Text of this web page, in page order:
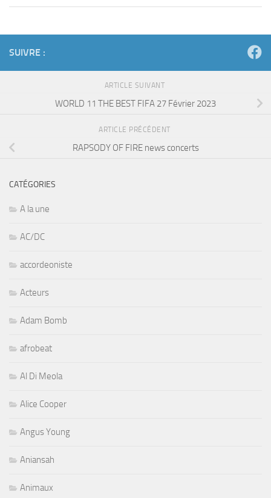
SUIVRE :
ARTICLE SUIVANT
WORLD 11 THE BEST FIFA 27 Février 2023
ARTICLE PRÉCÉDENT
RAPSODY OF FIRE news concerts
CATÉGORIES
A la une
AC/DC
accordeoniste
Acteurs
Adam Bomb
afrobeat
Al Di Meola
Alice Cooper
Angus Young
Aniansah
Animaux